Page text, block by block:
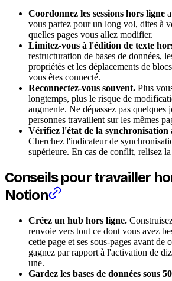
Coordonnez les sessions hors ligne
vous partez pour un long vol, dites à
quelles pages vous allez modifier.
Limitez-vous à l'édition de texte
restructuration de bases de données,
propriétés et les déplacements de
vous êtes connecté.
Reconnectez-vous souvent. Plus
longtemps, plus le risque de
augmente. Ne dépassez pas quelques
personnes travaillent sur les mêmes
Vérifiez l'état de la synchronisation
Cherchez l'indicateur de
supérieure. En cas de conflit, relisez
Conseils pour travailler
Notion
Créez un hub hors ligne.
renvoie vers tout ce dont vous avez
cette page et ses sous-pages avant de
gagnez par rapport à l'activation de
une.
Gardez les bases de données sous